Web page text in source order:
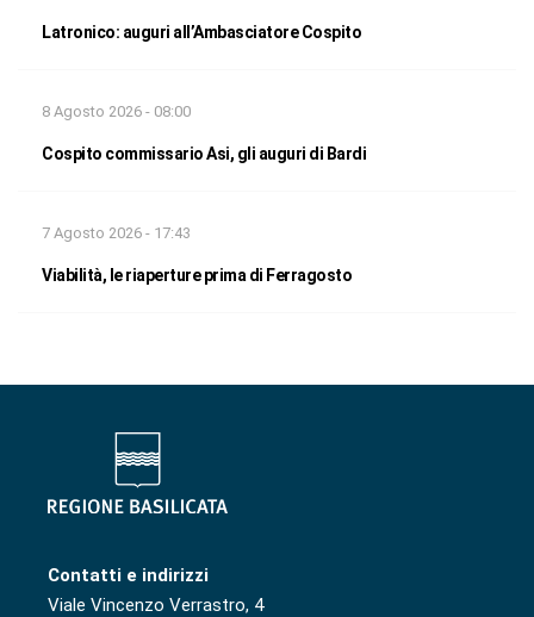
Latronico: auguri all’Ambasciatore Cospito
8 Agosto 2026 - 08:00
Cospito commissario Asi, gli auguri di Bardi
7 Agosto 2026 - 17:43
Viabilità, le riaperture prima di Ferragosto
Contatti e indirizzi
Viale Vincenzo Verrastro, 4